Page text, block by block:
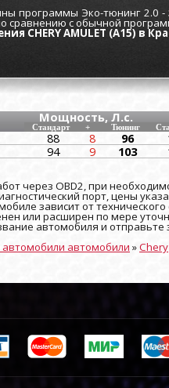
программы Эко-тюнинг 2.0 -
сравнению с обычной
CHERY AMULET (A15) в
Мощность, Л.с.
Стандарт + Тюнинг
88 8 96
94 9 103
через OBD2, при
порт, цены
зависит от
или расширен по мере
автомобиля и
автомобили автомобили »Chery